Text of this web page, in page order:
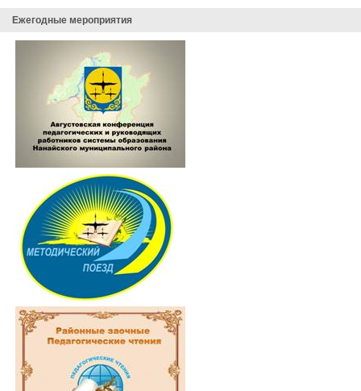
Ежегодные мероприятия